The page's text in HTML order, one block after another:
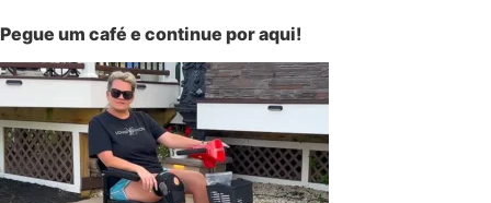
Pegue um café e continue por aqui!